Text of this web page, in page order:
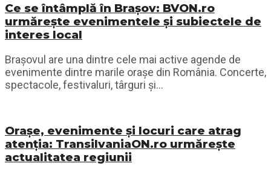
Ce se întâmplă în Brașov: BVON.ro
urmărește evenimentele și subiectele de
interes local
Brașovul are una dintre cele mai active agende de
evenimente dintre marile orașe din România. Concerte,
spectacole, festivaluri, târguri și...
Orașe, evenimente și locuri care atrag
atenția: TransilvaniaON.ro urmărește
actualitatea regiunii